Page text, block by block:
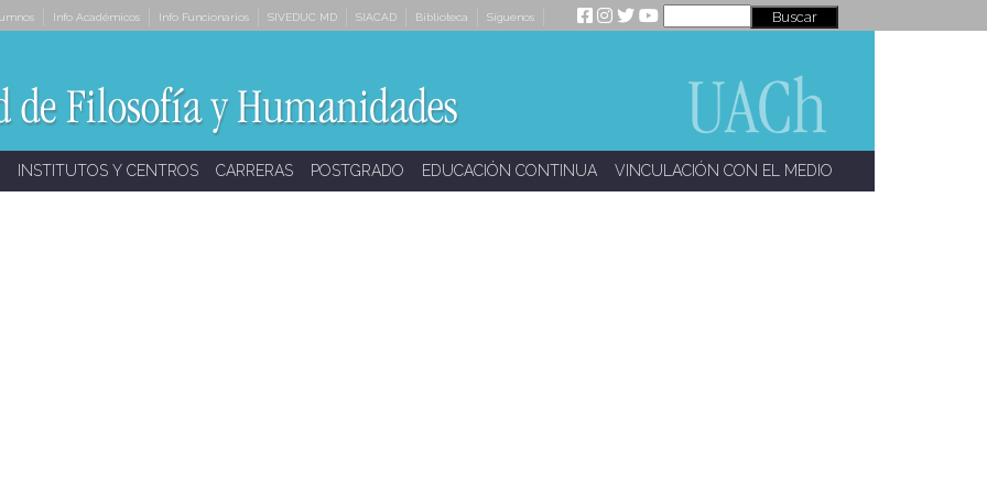
Info Académicos Info Funcionarios SIVEDUC MD SIACAD Biblioteca Síguenos
INSTITUTOS Y CENTROS CARRERAS POSTGRADO EDUCACIÓN CONTINUA VINCULACIÓN CON EL MEDIO